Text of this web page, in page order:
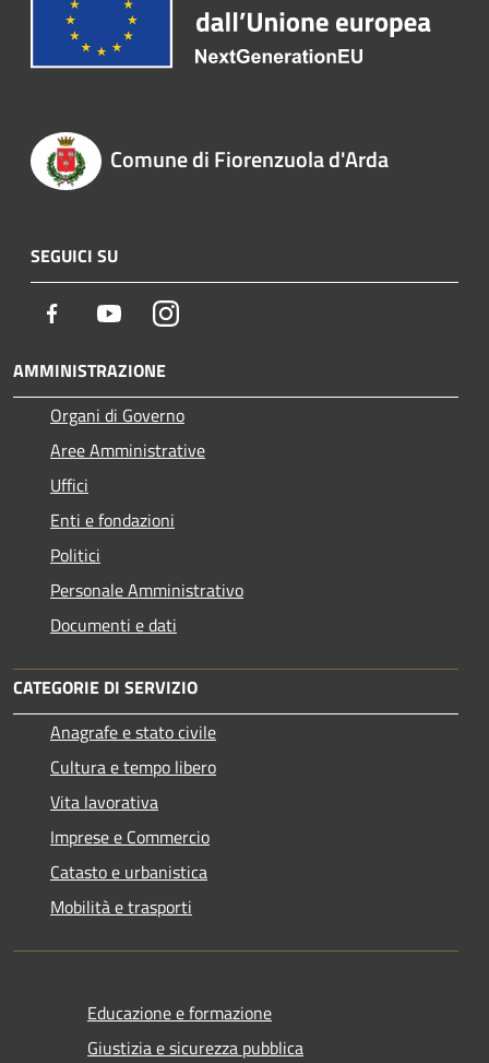
Comune di Fiorenzuola d'Arda
SEGUICI SU
Facebook YoutubeInstagram
AMMINISTRAZIONE
Organi di Governo
Aree Amministrative
Uffici
Enti e fondazioni
Politici
Personale Amministrativo
Documenti e dati
CATEGORIE DI SERVIZIO
Anagrafe e stato civile
Cultura e tempo libero
Vita lavorativa
Imprese e Commercio
Catasto e urbanistica
Mobilità e trasporti
Educazione e formazione
Giustizia e sicurezza pubblica